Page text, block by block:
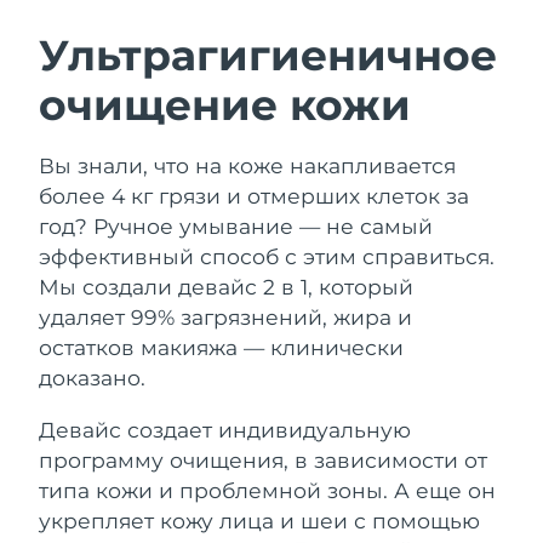
Ультрагигиеничное
очищение кожи
Вы знали, что на коже накапливается
более 4 кг грязи и отмерших клеток за
год? Ручное умывание — не самый
эффективный способ с этим справиться.
Мы создали девайс 2 в 1, который
удаляет 99% загрязнений, жира и
остатков макияжа — клинически
доказано.
Девайс создает индивидуальную
программу очищения, в зависимости от
типа кожи и проблемной зоны. А еще он
укрепляет кожу лица и шеи с помощью
LUNA™ 4 набор
Anti-aging massage
LUNA™ 4 Plus
Massage, LED heating
LUNA™ 4 Men
For men, anti-aging massage
BEAR™ 2 набор
Microcurrent toning
BEAR™ 2 go
Microcurrent toning on-the-go
BEAR™ 2 eyes & lips
Microcurrent line smoothing device
Увлажнение
UFO™ 3 набор
UFO™ 3 LED
Near-infrared and red light therapy
device
Забота о полости рта
issa™ 4
issa™ 4 plus
Smart hybrid silicone sonic toothbrush
FAQ™ АНТИВОЗРАСТНОЙ УХОД
Омоложение LED-процедуры
Австралия
Ожидаемая дата доставки
Австрия
Ожидаемая дата доставки
8/8/26
Бахрейн
8/9/26
Бельгия
Ожидаемая дата доставки
Босния и
Герцеговина
Ожидаемая дата доставки
8/11/26